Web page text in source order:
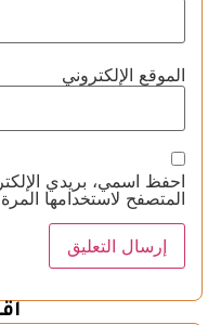
الموقع الإلكتروني
احفظ اسمي، بريدي
المتصفح لاستخدامها